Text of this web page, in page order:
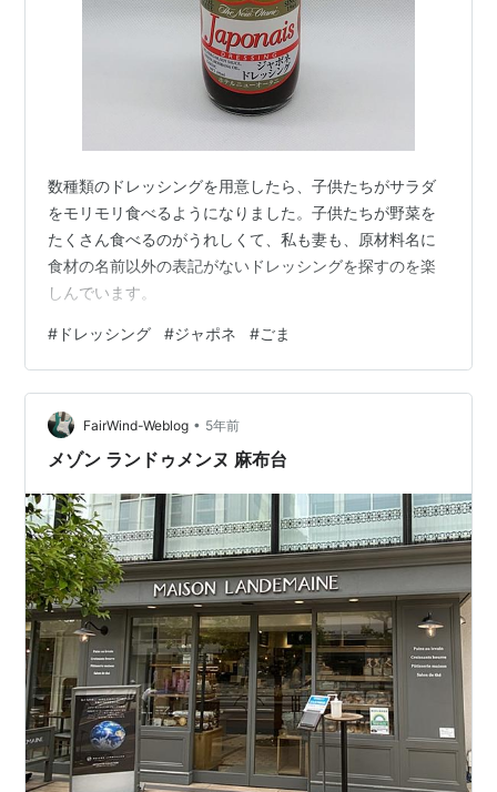
数種類のドレッシングを用意したら、子供たちがサラダ
をモリモリ食べるようになりました。子供たちが野菜を
たくさん食べるのがうれしくて、私も妻も、原材料名に
食材の名前以外の表記がないドレッシングを探すのを楽
しんでいます。
# ドレッシング #ジャポネ #ごま
FairWind-Weblog • 5年前
メゾン ランドゥメンヌ 麻布台